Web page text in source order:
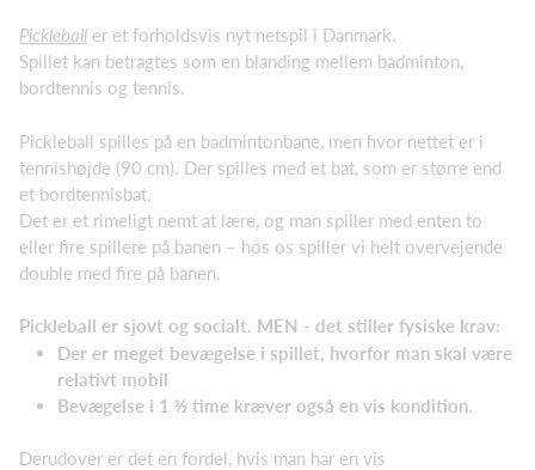
Pickleball er et forholdsvis nyt netspil i Danmark.
Spillet kan betragtes som en blanding mellem badminton,
bordtennis og tennis.
Pickleball spilles på en badmintonbane, men hvor nettet er i
tennishøjde (90 cm). Der spilles med et bat, som er større end
et bordtennisbat.
Det er et rimeligt nemt at lære, og man spiller med enten to
eller fire spillere på banen – hos os spiller vi helt overvejende
double med fire på banen.
Pickleball er sjovt og socialt. MEN - det stiller fysiske krav:
Der er meget bevægelse i spillet, hvorfor man skal være
relativt mobil
Bevægelse i 1 ½ time kræver også en vis kondition.
Derudover er det en fordel, hvis man har en vis